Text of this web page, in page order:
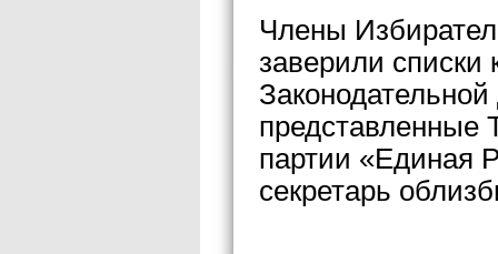
Члены
заверили списки
представленные
партии «Единая
секретарь